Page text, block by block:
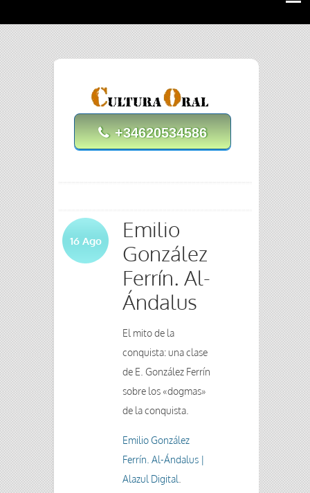
+34620534586
Emilio
González
Ferrín. Al-
Ándalus
16 Ago
El mito de la
conquista: una clase
de E. González Ferrín
sobre los «dogmas»
de la conquista.
Emilio González
Ferrín. Al-Ándalus |
Alazul Digital